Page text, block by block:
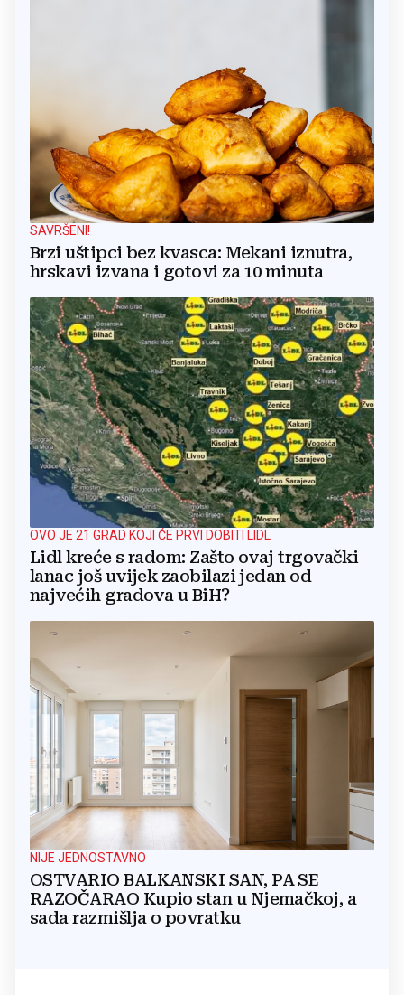
SAVRŠENI!
Brzi uštipci bez kvasca: Mekani iznutra,
hrskavi izvana i gotovi za 10 minuta
OVO JE 21 GRAD KOJI ĆE PRVI DOBITI LIDL
Lidl kreće s radom: Zašto ovaj trgovački
lanac još uvijek zaobilazi jedan od
najvećih gradova u BiH?
NIJE JEDNOSTAVNO
OSTVARIO BALKANSKI SAN, PA SE
RAZOČARAO Kupio stan u Njemačkoj, a
sada razmišlja o povratku